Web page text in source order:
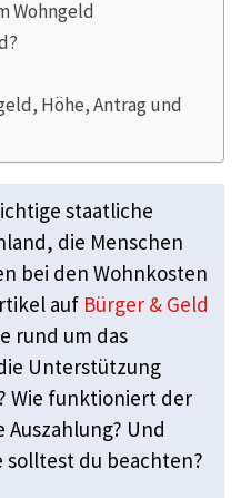
Wohngeld
Höhe, Antrag und
staatliche
die Menschen
bei den Wohnkosten
auf Bürger & Geld
rund um das
Unterstützung
Wie funktioniert der
Und
du beachten?